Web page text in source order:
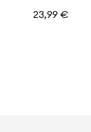
23,99 €